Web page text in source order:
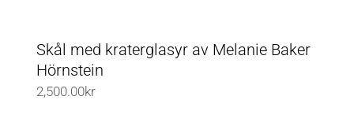
Skål med kraterglasyr av Melanie Baker
Hörnstein
2,500.00kr